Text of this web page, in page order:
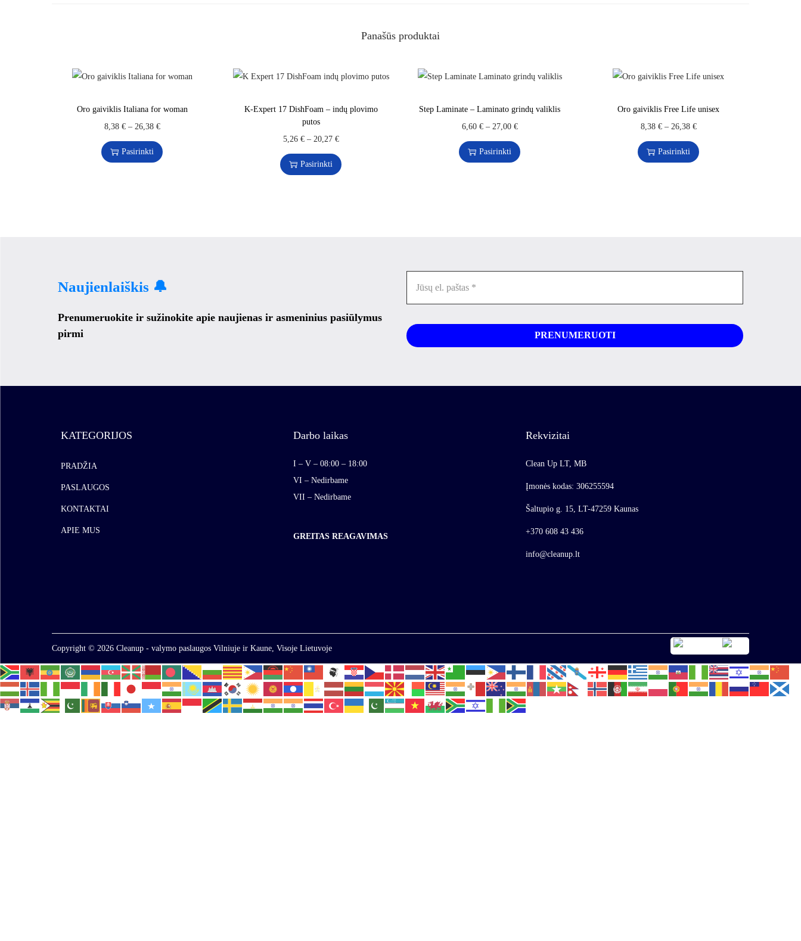
Panašūs produktai
Oro gaiviklis Italiana for woman
8,38 €– 26,38 €
Pasirinkti
K-Expert 17 DishFoam – indų plovimo
putos
5,26 €– 20,27 €
Pasirinkti
Step Laminate – Laminato grindų valiklis
6,60 €– 27,00 €
Pasirinkti
Oro gaiviklis Free Life unisex
8,38 €– 26,38 €
Pasirinkti
Naujienlaiškis 🔔
Prenumeruokite ir sužinokite apie naujienas ir asmeninius pasiūlymus
pirmi
KATEGORIJOS
PRADŽIA
PASLAUGOS
KONTAKTAI
APIE MUS
Darbo laikas
I – V – 08:00 – 18:00
VI – Nedirbame
VII – Nedirbame
GREITAS REAGAVIMAS
Rekvizitai
Clean Up LT, MB
Įmonės kodas: 306255594
Šaltupio g. 15, LT-47259 Kaunas
+370 608 43 436
info@cleanup.lt
Copyright © 2026 Cleanup - valymo paslaugos Vilniuje ir Kaune, Visoje Lietuvoje